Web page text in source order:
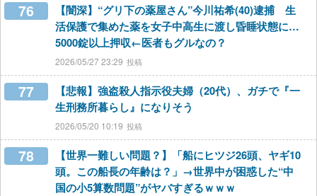
76
【闇深】“グリ下の薬屋さん”今川祐希(40)逮捕 生
活保護で集めた薬を女子中高生に渡し昏睡状態に…
5000錠以上押収←医者もグルなの？
2026/05/27 23:29
77
【悲報】強盗殺人指示役夫婦（20代）、ガチで『一
生刑務所暮らし』になりそう
2026/05/20 10:19
78
【世界一難しい問題？】「船にヒツジ26頭、ヤギ10
頭。この船長の年齢は？」→世界中が困惑した“中
国の小5算数問題”がヤバすぎるｗｗｗ